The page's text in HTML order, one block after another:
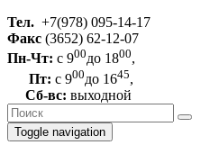
Тел. +7(978) 095-14-17
Факс (3652) 62-12-07
Пн-Чт: с 900до 1800,
Пт: с 900до 1645,
Сб-вс: выходной
Toggle navigation